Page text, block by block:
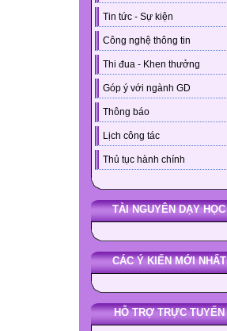
Tin tức - Sự kiện
Công nghệ thông tin
Thi đua - Khen thưởng
Góp ý với ngành GD
Thông báo
Lịch công tác
Thủ tục hành chính
TÀI NGUYÊN DẠY HỌC
CÁC Ý KIẾN MỚI NHẤT
HỖ TRỢ TRỰC TUYẾN